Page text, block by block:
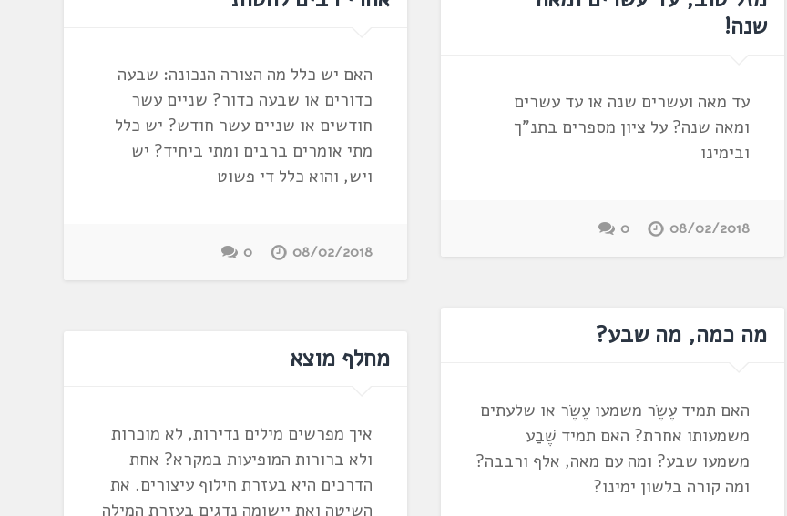
שנה!
עד מאה ועשרים שנה או עד עשרים
ומאה שנה? על ציון מספרים בתנ"ך
ובימינו
08/02/2018
0
האם יש כלל מה הצורה הנכונה: שבעה
כדורים או שבעה כדור? שניים עשר
חודשים או שניים עשר חודש? יש כלל
מתי אומרים ברבים ומתי ביחיד? יש
ויש, והוא כלל די פשוט
08/02/2018
0
מה כמה, מה שבע?
האם תמיד עֶשֶׂר משמעו עֶשֶׂר או שלעתים
משמעותו אחרת? האם תמיד שֶׁבַע
משמעו שבע? ומה עם מאה, אלף ורבבה?
ומה קורה בלשון ימינו?
מחלף מוצא
איך מפרשים מילים נדירות, לא מוכרות
ולא ברורות המופיעות במקרא? אחת
הדרכים היא בעזרת חילוף עיצורים. את
השיטה ואת יישומה נדגים בעזרת המילה